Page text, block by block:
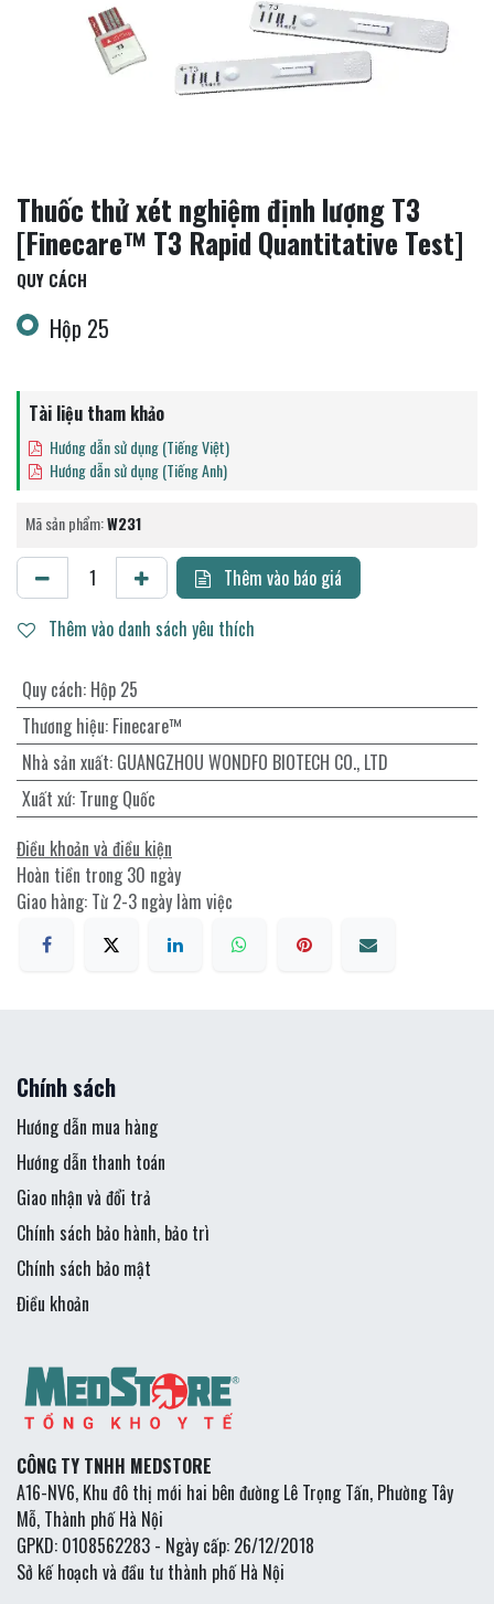
Thuốc thử xét nghiệm định lượng T3
[Finecare™ T3 Rapid Quantitative Test]
QUY CÁCH
Hộp 25
Tài liệu tham khảo
Hướng dẫn sử dụng (Tiếng Việt)
Hướng dẫn sử dụng (Tiếng Anh)
Mã sản phẩm:W231
Thêm vào báo giá
Thêm vào danh sách yêu thích
Quy cách: Hộp 25
Thương hiệu: Finecare™
Nhà sản xuất: GUANGZHOU WONDFO BIOTECH CO., LTD
Xuất xứ: Trung Quốc
Điều khoản và điều kiện
Hoàn tiền trong 30 ngày
Giao hàng: Từ 2-3 ngày làm việc
Chính sách
Hướng dẫn mua hàng
Hướng dẫn thanh toán
Giao nhận và đổi trả
Chính sách bảo hành, bảo trì
Chính sách bảo mật
Điều khoản
CÔNG TY TNHH MEDSTORE
A16-NV6, Khu đô thị mới hai bên đường Lê Trọng Tấn, Phường Tây
Mỗ, Thành phố Hà Nội
GPKD: 0108562283 - Ngày cấp: 26/12/2018
Sở kế hoạch và đầu tư thành phố Hà Nội